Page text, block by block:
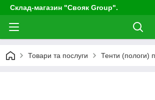
Склад-магазин "Свояк Group".
Товари та послуги Тенти (пологи)